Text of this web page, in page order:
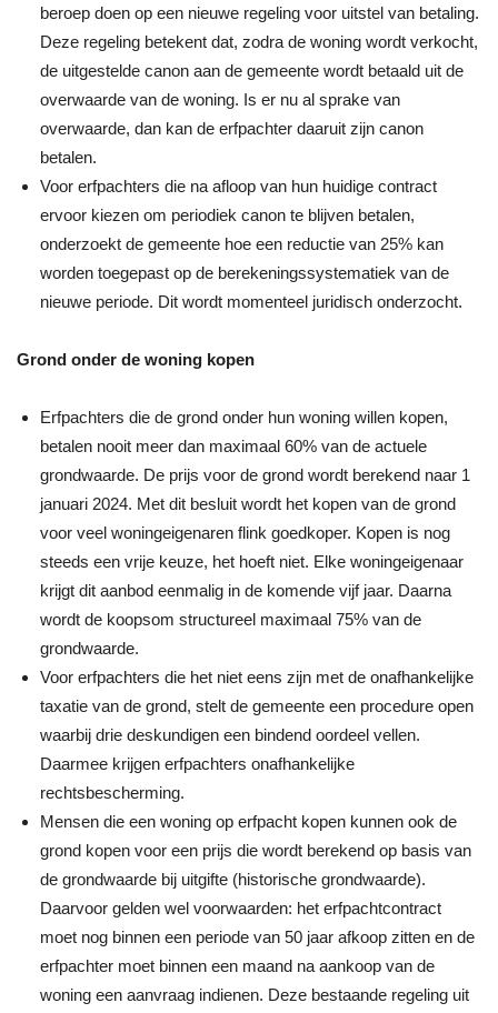
beroep doen op een nieuwe regeling voor uitstel van betaling.
Deze regeling betekent dat, zodra de woning wordt verkocht,
de uitgestelde canon aan de gemeente wordt betaald uit de
overwaarde van de woning. Is er nu al sprake van
overwaarde, dan kan de erfpachter daaruit zijn canon
betalen.
Voor erfpachters die na afloop van hun huidige contract
ervoor kiezen om periodiek canon te blijven betalen,
onderzoekt de gemeente hoe een reductie van 25% kan
worden toegepast op de berekeningssystematiek van de
nieuwe periode. Dit wordt momenteel juridisch onderzocht.
Grond onder de woning kopen
Erfpachters die de grond onder hun woning willen kopen,
betalen nooit meer dan maximaal 60% van de actuele
grondwaarde. De prijs voor de grond wordt berekend naar 1
januari 2024. Met dit besluit wordt het kopen van de grond
voor veel woningeigenaren flink goedkoper. Kopen is nog
steeds een vrije keuze, het hoeft niet. Elke woningeigenaar
krijgt dit aanbod eenmalig in de komende vijf jaar. Daarna
wordt de koopsom structureel maximaal 75% van de
grondwaarde.
Voor erfpachters die het niet eens zijn met de onafhankelijke
taxatie van de grond, stelt de gemeente een procedure open
waarbij drie deskundigen een bindend oordeel vellen.
Daarmee krijgen erfpachters onafhankelijke
rechtsbescherming.
Mensen die een woning op erfpacht kopen kunnen ook de
grond kopen voor een prijs die wordt berekend op basis van
de grondwaarde bij uitgifte (historische grondwaarde).
Daarvoor gelden wel voorwaarden: het erfpachtcontract
moet nog binnen een periode van 50 jaar afkoop zitten en de
erfpachter moet binnen een maand na aankoop van de
woning een aanvraag indienen. Deze bestaande regeling uit